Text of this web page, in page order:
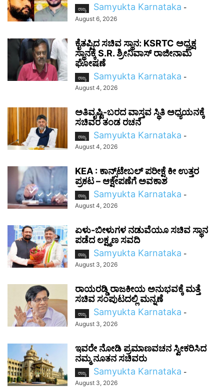
ರಾಜ್ಯ Samyukta Karnataka -
August 6, 2026
ಕೈತಪ್ಪಿದ ಸಚಿವ ಸ್ಥಾನ: KSRTC ಅಧ್ಯಕ್ಷ
ಸ್ಥಾನಕ್ಕೆ S.R. ಶ್ರೀನಿವಾಸ್ ರಾಜೀನಾಮೆ
ಘೋಷಣೆ
ರಾಜ್ಯ Samyukta Karnataka -
August 4, 2026
ಅತಿವೃಷ್ಟಿ-ಬರದ ವಾಸ್ತವ ಸ್ಥಿತಿ ಅಧ್ಯಯನಕ್ಕೆ
ಸಚಿವರ ತಂಡ ರಚನೆ
ರಾಜ್ಯ Samyukta Karnataka -
August 4, 2026
KEA : ಕಾನ್ಸ್‌ಟೇಬಲ್ ಪರೀಕ್ಷೆ ಕೀ ಉತ್ತರ
ಪ್ರಕಟ – ಆಕ್ಷೇಪಣೆಗೆ ಅವಕಾಶ
ರಾಜ್ಯ Samyukta Karnataka -
August 4, 2026
ಏಳು-ಬೀಳುಗಳ ನಡುವೆಯೂ ಸಚಿವ ಸ್ಥಾನ
ಪಡೆದ ಲಕ್ಷ್ಮಣ ಸವದಿ
ರಾಜ್ಯ Samyukta Karnataka -
August 3, 2026
ರಾಯರಡ್ಡಿ ರಾಜಕೀಯ ಅನುಭವಕ್ಕೆ ಮತ್ತೆ
ಸಚಿವ ಸಂಪುಟದಲ್ಲಿ ಮನ್ನಣೆ
ರಾಜ್ಯ Samyukta Karnataka -
August 3, 2026
ಇವರೇ ನೋಡಿ ಪ್ರಮಾಣವಚನ ಸ್ವೀಕರಿಸಿದ
ನಮ್ಮ ನೂತನ ಸಚಿವರು
ರಾಜ್ಯ Samyukta Karnataka -
August 3, 2026